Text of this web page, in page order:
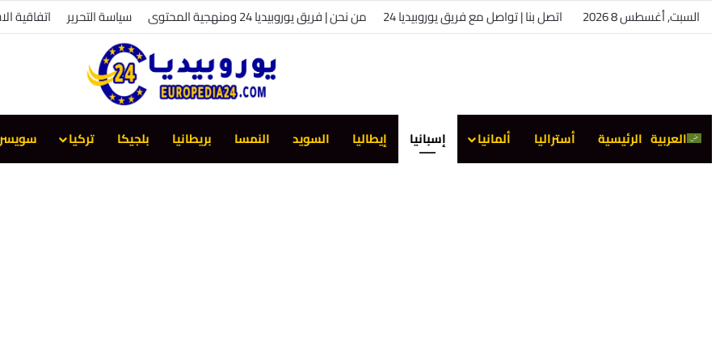
السبت, أغسطس 8 2026 اتصل بنا | تواصل مع فريق يوروبيديا 24 من نحن | فريق يوروبيديا 24 ومنهجية المحتوى سياسة التحرير اتفاقية
العربية الرئيسية أستراليا ألمانيا إسبانيا إيطاليا السويد النمسا بريطانيا بلجيكا تركيا